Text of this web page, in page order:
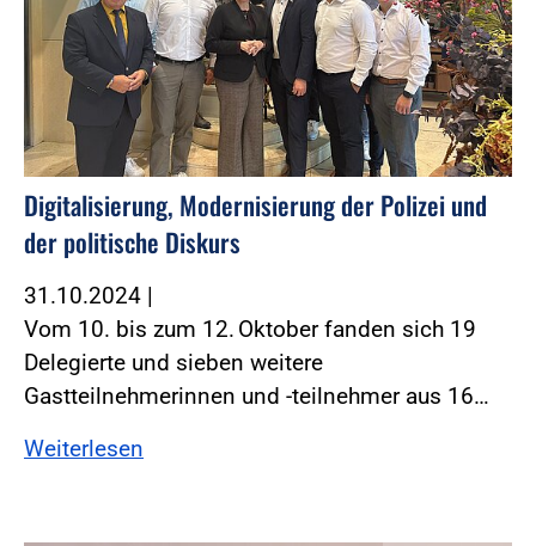
Digitalisierung, Modernisierung der Polizei und
der politische Diskurs
31.10.2024 |
Vom 10. bis zum 12. Oktober fanden sich 19
Delegierte und sieben weitere
Gastteilnehmerinnen und -teilnehmer aus 16…
Weiterlesen